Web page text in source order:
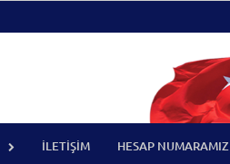
İLETIŞIM HESAP NUMARAMIZ